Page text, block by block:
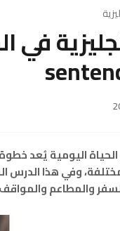
اليوميةيُعد
وفي هذا الدرس
والمطاعم والمواقف